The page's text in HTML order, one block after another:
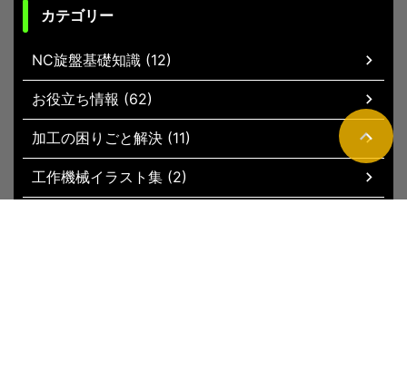
カテゴリー
NC旋盤基礎知識 (12)
お役立ち情報 (62)
加工の困りごと解決 (11)
工作機械イラスト集 (2)